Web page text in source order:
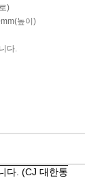
)
높이)
다.
다. (CJ 대한통